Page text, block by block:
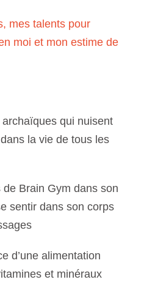
mes talents pour
moi et mon estime de
qui nuisent
la vie de tous les
Brain Gym dans son
sentir dans son corps
d’une alimentation
et minéraux